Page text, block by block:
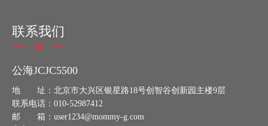
联系我们
公海JCJC5500
地 址：北京市大兴区银星路18号创智谷创新园主楼9层
联系电话：010-52987412
邮 箱：user1234@mommy-g.com